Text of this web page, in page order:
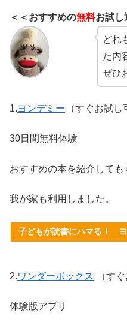
＜＜おすすめの無料お試し
どれ
た内
ぜひ
1.ヨンデミー （すぐお試し
30日間無料体験
おすすめの本を紹介しても
我が家も利用しました。
子どもが読書にハマる！
2.ワンダーボックス （す
体験版アプリ